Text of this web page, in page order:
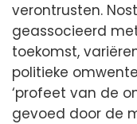
verontrusten.
geassocieerd
toekomst,
politieke
‘profeet van de
gevoed door de